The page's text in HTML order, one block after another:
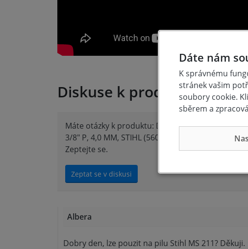
Diskuse k produktu (6)
Máte otázky k produktu: DRŽÁK PILNÍKU V
3/8" P, 4,0 MM, STIHL (56057504303)?
Zeptejte se.
Zeptat se v diskusi
Albera
Dobry den, lze pouzit na pilu Stihl MS 211? Děkuji.
Dáte nám
K správnému
stránek vašim
soubory cookie.
sběrem a